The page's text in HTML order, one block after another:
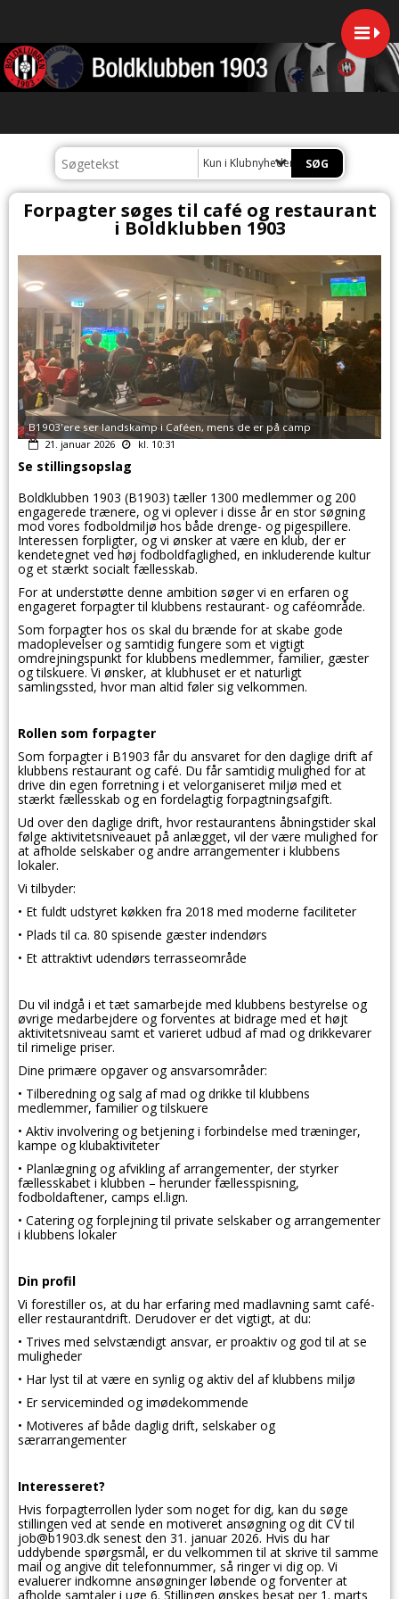
Kun i Klubnyheder
Forpagter søges til café og restaurant
i Boldklubben 1903
B1903'ere ser landskamp i Caféen, mens de er på camp
21. januar 2026
kl. 10:31
Se stillingsopslag
Boldklubben 1903 (B1903) tæller 1300 medlemmer og 200
engagerede trænere, og vi oplever i disse år en stor søgning
mod vores fodboldmiljø hos både drenge- og pigespillere.
Interessen forpligter, og vi ønsker at være en klub, der er
kendetegnet ved høj fodboldfaglighed, en inkluderende kultur
og et stærkt socialt fællesskab.
For at understøtte denne ambition søger vi en erfaren og
engageret forpagter til klubbens restaurant- og caféområde.
Som forpagter hos os skal du brænde for at skabe gode
madoplevelser og samtidig fungere som et vigtigt
omdrejningspunkt for klubbens medlemmer, familier, gæster
og tilskuere. Vi ønsker, at klubhuset er et naturligt
samlingssted, hvor man altid føler sig velkommen.
Rollen som forpagter
Som forpagter i B1903 får du ansvaret for den daglige drift af
klubbens restaurant og café. Du får samtidig mulighed for at
drive din egen forretning i et velorganiseret miljø med et
stærkt fællesskab og en fordelagtig forpagtningsafgift.
Ud over den daglige drift, hvor restaurantens åbningstider skal
følge aktivitetsniveauet på anlægget, vil der være mulighed for
at afholde selskaber og andre arrangementer i klubbens
lokaler.
Vi tilbyder:
• Et fuldt udstyret køkken fra 2018 med moderne faciliteter
• Plads til ca. 80 spisende gæster indendørs
• Et attraktivt udendørs terrasseområde
Du vil indgå i et tæt samarbejde med klubbens bestyrelse og
øvrige medarbejdere og forventes at bidrage med et højt
aktivitetsniveau samt et varieret udbud af mad og drikkevarer
til rimelige priser.
Dine primære opgaver og ansvarsområder:
• Tilberedning og salg af mad og drikke til klubbens
medlemmer, familier og tilskuere
• Aktiv involvering og betjening i forbindelse med træninger,
kampe og klubaktiviteter
• Planlægning og afvikling af arrangementer, der styrker
fællesskabet i klubben – herunder fællesspisning,
fodboldaftener, camps el.lign.
• Catering og forplejning til private selskaber og arrangementer
i klubbens lokaler
Din profil
Vi forestiller os, at du har erfaring med madlavning samt café-
eller restaurantdrift. Derudover er det vigtigt, at du:
• Trives med selvstændigt ansvar, er proaktiv og god til at se
muligheder
• Har lyst til at være en synlig og aktiv del af klubbens miljø
• Er serviceminded og imødekommende
• Motiveres af både daglig drift, selskaber og
særarrangementer
Interesseret?
Hvis forpagterrollen lyder som noget for dig, kan du søge
stillingen ved at sende en motiveret ansøgning og dit CV til
job@b1903.dk senest den 31. januar 2026. Hvis du har
uddybende spørgsmål, er du velkommen til at skrive til samme
mail og angive dit telefonnummer, så ringer vi dig op. Vi
evaluerer indkomne ansøgninger løbende og forventer at
afholde samtaler i uge 6. Stillingen ønskes besat per 1. marts